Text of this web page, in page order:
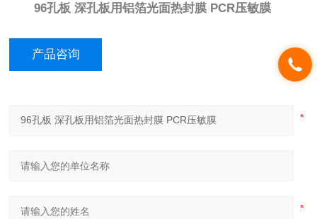
96孔板 深孔板用铝箔光面热封膜 PCR压敏膜
产品咨询